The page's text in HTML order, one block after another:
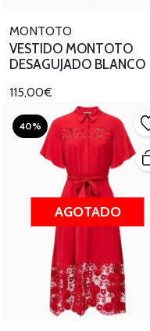
MONTOTO
VESTIDO MONTOTO
DESAGUJADO BLANCO
115,00€
40%
AGOTADO